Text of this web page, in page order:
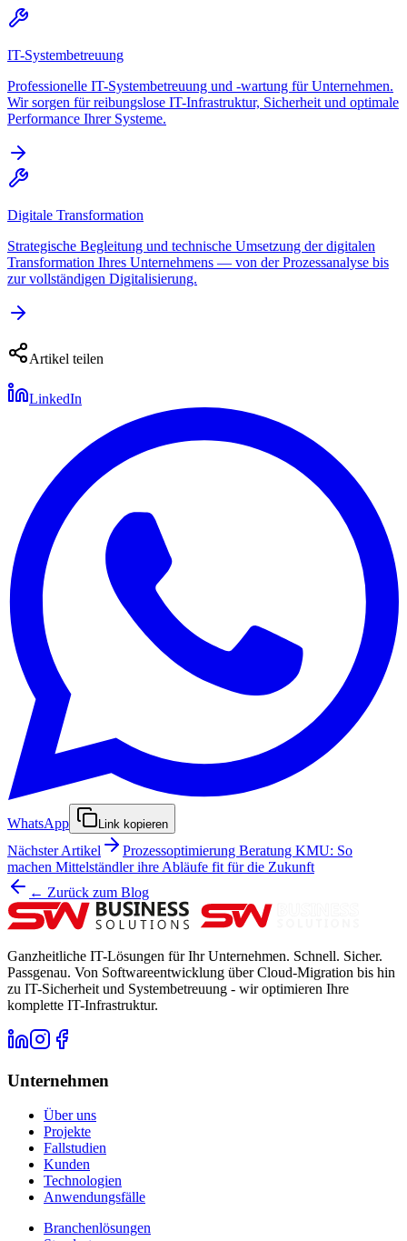
IT-Systembetreuung
Professionelle IT-Systembetreuung und -wartung für Unternehmen.
Wir sorgen für reibungslose IT-Infrastruktur, Sicherheit und optimale
Performance Ihrer Systeme.
Digitale Transformation
Strategische Begleitung und technische Umsetzung der digitalen
Transformation Ihres Unternehmens — von der Prozessanalyse bis
zur vollständigen Digitalisierung.
Artikel teilen
LinkedIn
WhatsApp Link kopieren
Nächster Artikel
Prozessoptimierung Beratung KMU: So
machen Mittelständler ihre Abläufe fit für die Zukunft
← Zurück zum Blog
Ganzheitliche IT-Lösungen für Ihr Unternehmen. Schnell. Sicher.
Passgenau. Von Softwareentwicklung über Cloud-Migration bis hin
zu IT-Sicherheit und Systembetreuung - wir optimieren Ihre
komplette IT-Infrastruktur.
Unternehmen
Über uns
Projekte
Fallstudien
Kunden
Technologien
Anwendungsfälle
Branchenlösungen